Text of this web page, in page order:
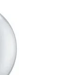
v baleni velkost